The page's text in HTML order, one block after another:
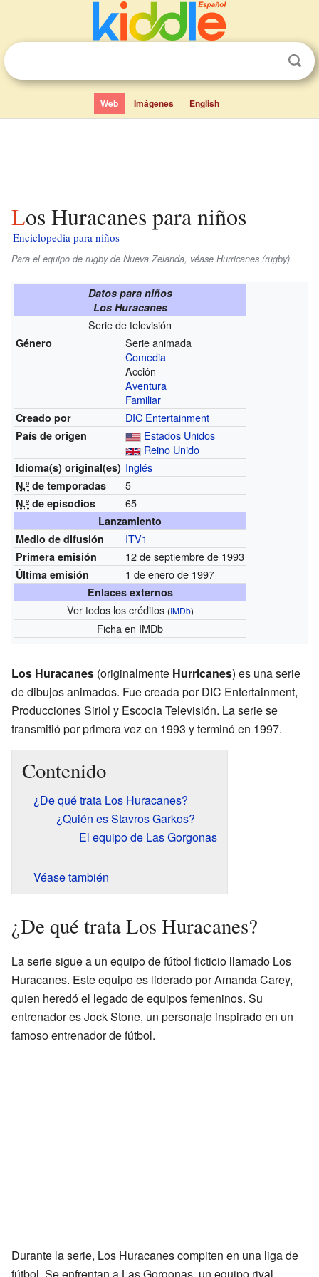
Web Imágenes English
Los Huracanes para niños
Enciclopedia para niños
Para el equipo de rugby de Nueva Zelanda, véase Hurricanes (rugby).
Datos para niños
Los Huracanes
Serie de televisión
Género
Serie animada
Comedia
Acción
Aventura
Familiar
Creado por DIC Entertainment
País de origen
Estados Unidos
Reino Unido
Idioma(s) original(es) Inglés
N.º de temporadas 5
N.º de episodios 65
Lanzamiento
Medio de difusión
ITV1
Primera emisión 12 de septiembre de 1993
Última emisión 1 de enero de 1997
Enlaces externos
Ver todos los créditos (IMDb)
Fichaen IMDb
Los Huracanes (originalmente Hurricanes) es una serie
de dibujos animados. Fue creada por DIC Entertainment,
Producciones Siriol y Escocia Televisión. La serie se
transmitió por primera vez en 1993 y terminó en 1997.
Contenido
¿De qué trata Los Huracanes?
¿Quién es Stavros Garkos?
El equipo de Las Gorgonas
Véase también
¿De qué trata Los Huracanes?
La serie sigue a un equipo de fútbol ficticio llamado Los
Huracanes. Este equipo es liderado por Amanda Carey,
quien heredó el legado de equipos femeninos. Su
entrenador es Jock Stone, un personaje inspirado en un
famoso entrenador de fútbol.
Durante la serie, Los Huracanes compiten en una liga de